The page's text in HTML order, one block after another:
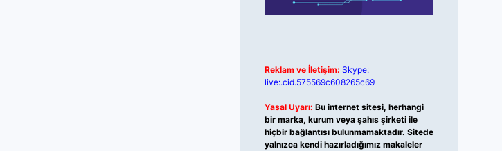
Reklam ve İletişim: Skype:
live:.cid.575569c608265c69
Yasal Uyarı: Bu internet sitesi, herhangi
bir marka, kurum veya şahıs şirketi ile
hiçbir bağlantısı bulunmamaktadır. Sitede
yalnızca kendi hazırladığımız makaleler